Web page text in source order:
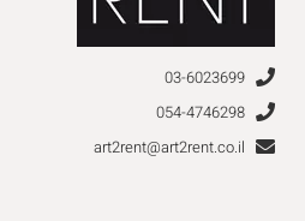
03-6023699
054-4746298
art2rent@art2rent.co.il